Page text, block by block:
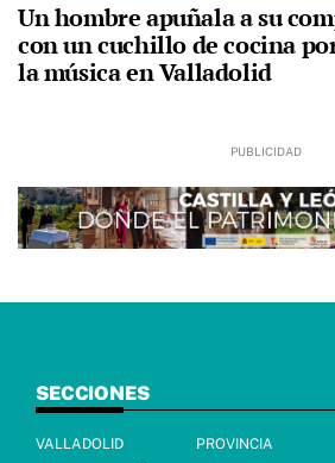
Un hombre apuñala a su
con un cuchillo de cocina
la música en Valladolid
SECCIONES
VALLADOLID
PROVINCIA